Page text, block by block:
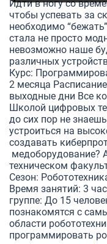
Идти в ногу со
чтобы успевать за
необходимо
стала не просто
невозможно наше
различных
Курс:
2 месяца
выходные дни Все
Школой цифровых
до сих пор не
устроиться на
создавать
медоборудование?
техническом
Сезон:
Время занятий: 3
группе: До 15
познакомятся с
области
программировать